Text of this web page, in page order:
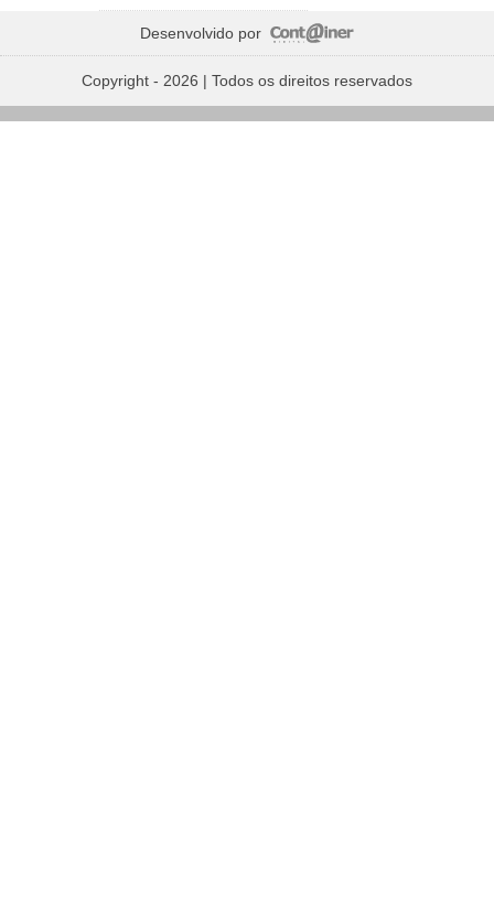
Desenvolvido por
Copyright - 2026 | Todos os direitos reservados